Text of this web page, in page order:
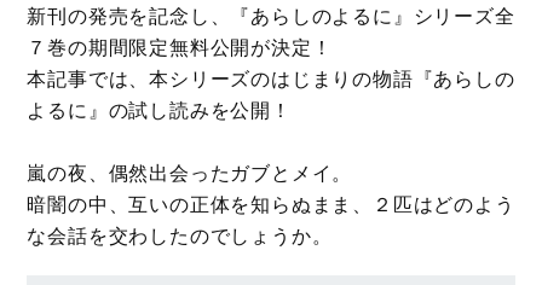
新刊の発売を記念し、『あらしのよるに』シリーズ全
７巻の期間限定無料公開が決定！
本記事では、本シリーズのはじまりの物語『あらしの
よるに』の試し読みを公開！
嵐の夜、偶然出会ったガブとメイ。
暗闇の中、互いの正体を知らぬまま、２匹はどのよう
な会話を交わしたのでしょうか。